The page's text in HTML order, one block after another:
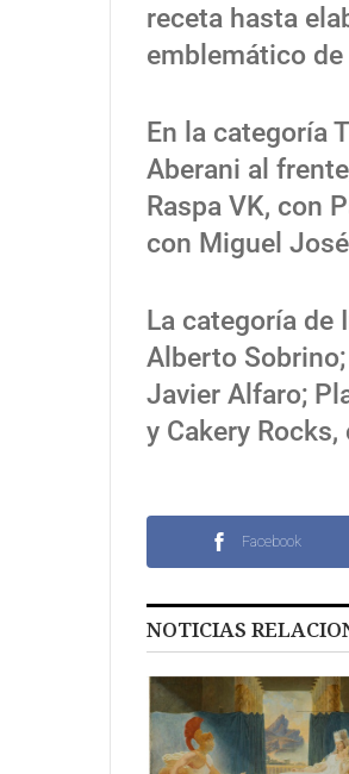
receta hasta
emblemático de
En la categoría
Aberani al
Raspa VK, con
con Miguel
La categoría de
Alberto
Javier Alfaro;
y Cakery
Facebook
NOTICIAS